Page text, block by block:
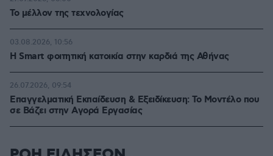
Το μέλλον της τεχνολογίας
Η Smart φοιτητική κατοικία στην καρδιά της Αθήνας
03.08.2026, 10:56
Επαγγελματική Εκπαίδευση & Εξειδίκευση: Το Mοντέλο που
σε Bάζει στην Aγορά Eργασίας
26.07.2026, 09:54